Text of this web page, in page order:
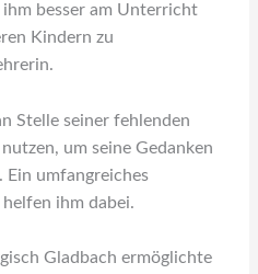
besser am Unterricht
Kindern zu
Stelle seiner fehlenden
um seine Gedanken
Ein umfangreiches
ihm dabei.
Gladbach ermöglichte